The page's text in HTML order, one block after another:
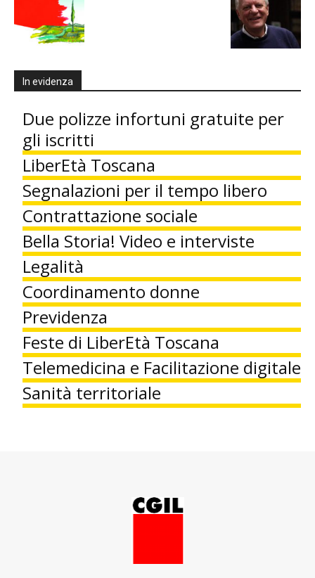
In evidenza
Due polizze infortuni gratuite per
gli iscritti
LiberEtà Toscana
Segnalazioni per il tempo libero
Contrattazione sociale
Bella Storia! Video e interviste
Legalità
Coordinamento donne
Previdenza
Feste di LiberEtà Toscana
Telemedicina e Facilitazione digitale
Sanità territoriale